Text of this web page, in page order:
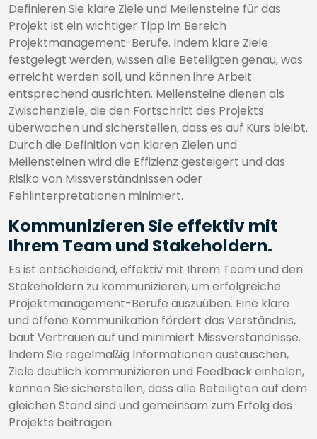
Definieren Sie klare Ziele und Meilensteine für das
Projekt ist ein wichtiger Tipp im Bereich
Projektmanagement-Berufe. Indem klare Ziele
festgelegt werden, wissen alle Beteiligten genau, was
erreicht werden soll, und können ihre Arbeit
entsprechend ausrichten. Meilensteine dienen als
Zwischenziele, die den Fortschritt des Projekts
überwachen und sicherstellen, dass es auf Kurs bleibt.
Durch die Definition von klaren Zielen und
Meilensteinen wird die Effizienz gesteigert und das
Risiko von Missverständnissen oder
Fehlinterpretationen minimiert.
Kommunizieren Sie effektiv mit
Ihrem Team und Stakeholdern.
Es ist entscheidend, effektiv mit Ihrem Team und den
Stakeholdern zu kommunizieren, um erfolgreiche
Projektmanagement-Berufe auszuüben. Eine klare
und offene Kommunikation fördert das Verständnis,
baut Vertrauen auf und minimiert Missverständnisse.
Indem Sie regelmäßig Informationen austauschen,
Ziele deutlich kommunizieren und Feedback einholen,
können Sie sicherstellen, dass alle Beteiligten auf dem
gleichen Stand sind und gemeinsam zum Erfolg des
Projekts beitragen.